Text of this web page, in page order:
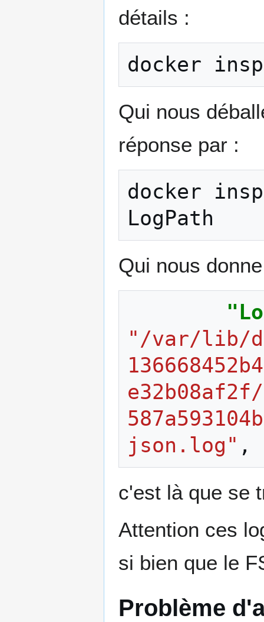
détails :
docker
Qui nous
réponse par :
docker
Qui nous
"/var/lib/
e32b08af2f/
json.log" ,
c'est là que se
Attention ces
si bien que le
Problème